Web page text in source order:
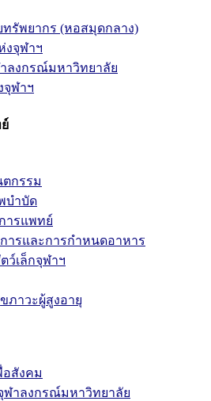
รัพยากร (หอสมุดกลาง)
งจุฬาฯ
ลงกรณ์มหาวิทยาลัย
จุฬาฯ
กรรม
บำบัด
ารแพทย์
ารและการกำหนดอาหาร
ว์เล็กจุฬาฯ
ภาวะผู้สูงอายุ
อสังคม
ฬาลงกรณ์มหาวิทยาลัย